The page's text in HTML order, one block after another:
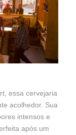
essa cervejaria
acolhedor. Sua
intensos e
após um